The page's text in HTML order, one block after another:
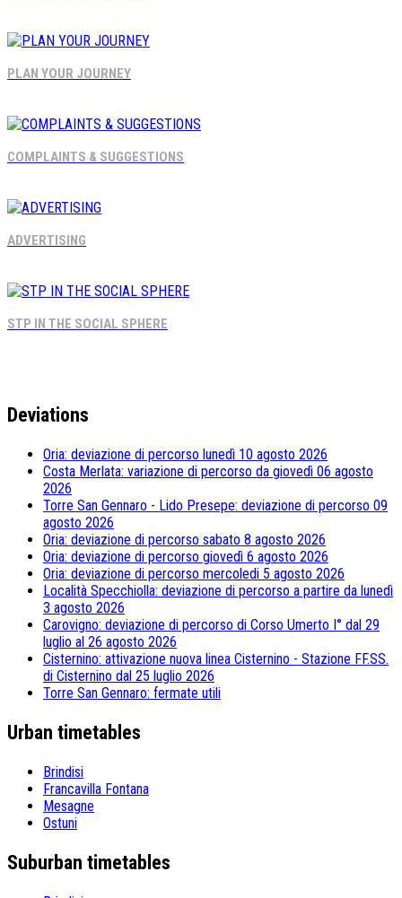
PLAN YOUR JOURNEY
COMPLAINTS & SUGGESTIONS
ADVERTISING
STP IN THE SOCIAL SPHERE
Deviations
Oria: deviazione di percorso lunedì 10 agosto 2026
Costa Merlata: variazione di percorso da giovedì 06 agosto
2026
Torre San Gennaro - Lido Presepe: deviazione di percorso 09
agosto 2026
Oria: deviazione di percorso sabato 8 agosto 2026
Oria: deviazione di percorso giovedì 6 agosto 2026
Oria: deviazione di percorso mercoledi 5 agosto 2026
Località Specchiolla: deviazione di percorso a partire da lunedì
3 agosto 2026
Carovigno: deviazione di percorso di Corso Umerto I° dal 29
luglio al 26 agosto 2026
Cisternino: attivazione nuova linea Cisternino - Stazione FF.SS.
di Cisternino dal 25 luglio 2026
Torre San Gennaro: fermate utili
Urban timetables
Brindisi
Francavilla Fontana
Mesagne
Ostuni
Suburban timetables